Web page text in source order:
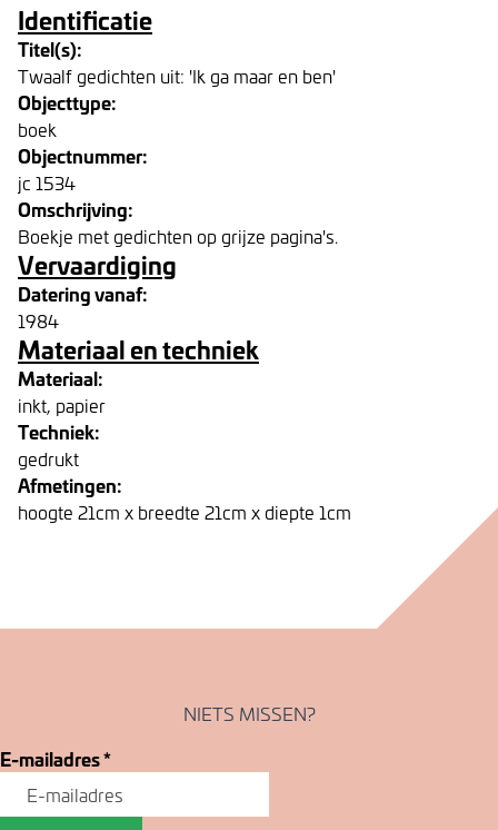
Identificatie
Titel(s):
Twaalf gedichten uit: 'Ik ga maar en ben'
Objecttype:
boek
Objectnummer:
jc 1534
Omschrijving:
Boekje met gedichten op grijze pagina's.
Vervaardiging
Datering vanaf:
1984
Materiaal en techniek
Materiaal:
inkt, papier
Techniek:
gedrukt
Afmetingen:
hoogte 21cm x breedte 21cm x diepte 1cm
NIETS MISSEN?
E-mailadres*